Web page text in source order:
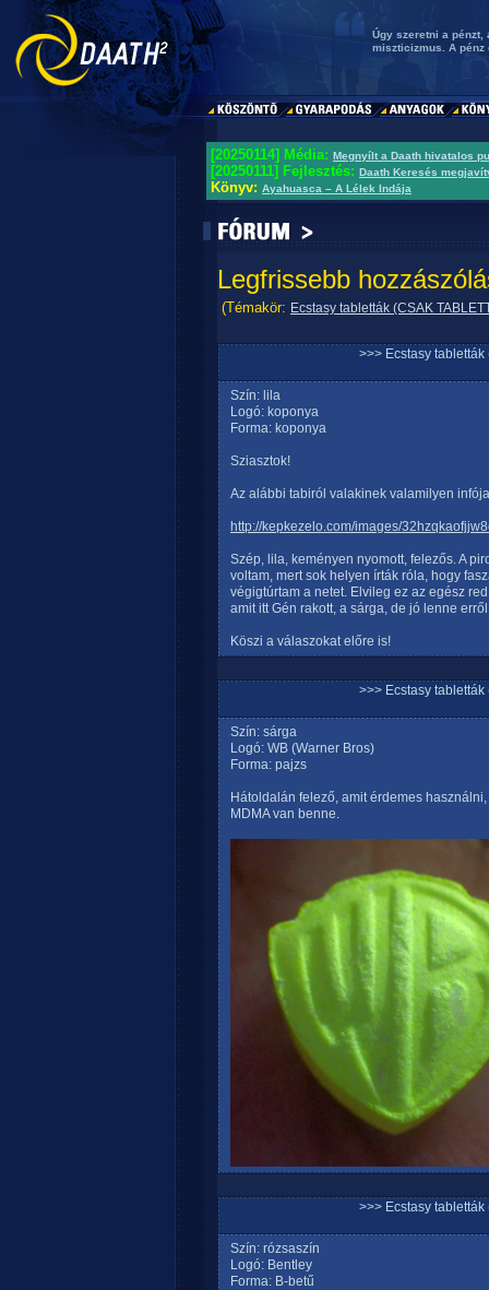
Úgy szeretni a pénzt,
miszticizmus. A pénz
[20250114] Média: Megnyílt a Daath hivatalos
[20250111] Fejlesztés: Daath Keresés
Könyv: Ayahuasca – A Lélek Indája
Legfrissebb
(Témakör: Ecstasy tabletták (CSAK
>>> Ecstasy tabletták
Szín: lila
Logó: koponya
Forma: koponya
Sziasztok!
Az alábbi tabiról valakinek valamilyen
http://kepkezelo.com/images/
Szép, lila, keményen nyomott, felezős. A
voltam, mert sok helyen írták róla, hogy
végigtúrtam a netet. Elvileg ez az egész
amit itt Gén rakott, a sárga, de jó lenne
Köszi a válaszokat előre is!
>>> Ecstasy tabletták
Szín: sárga
Logó: WB (Warner Bros)
Forma: pajzs
Hátoldalán felező, amit érdemes
MDMA van benne.
>>> Ecstasy tabletták
Szín: rózsaszín
Logó: Bentley
Forma: B-betű